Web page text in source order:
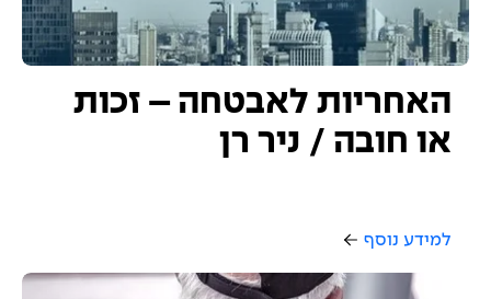
האחריות לאבטחה – זכות
או חובה / ניר רן
למידע נוסף